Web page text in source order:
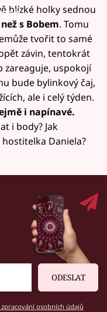
blízké holky sednou
s Bobem. Tomu
tvořit to samé
závin, tentokrát
zareaguje, uspokojí
bude bylinkový čaj,
ale i celý týden.
i napínavé.
i body? Jak
Daniela?
ODESLAT
osobních údajů